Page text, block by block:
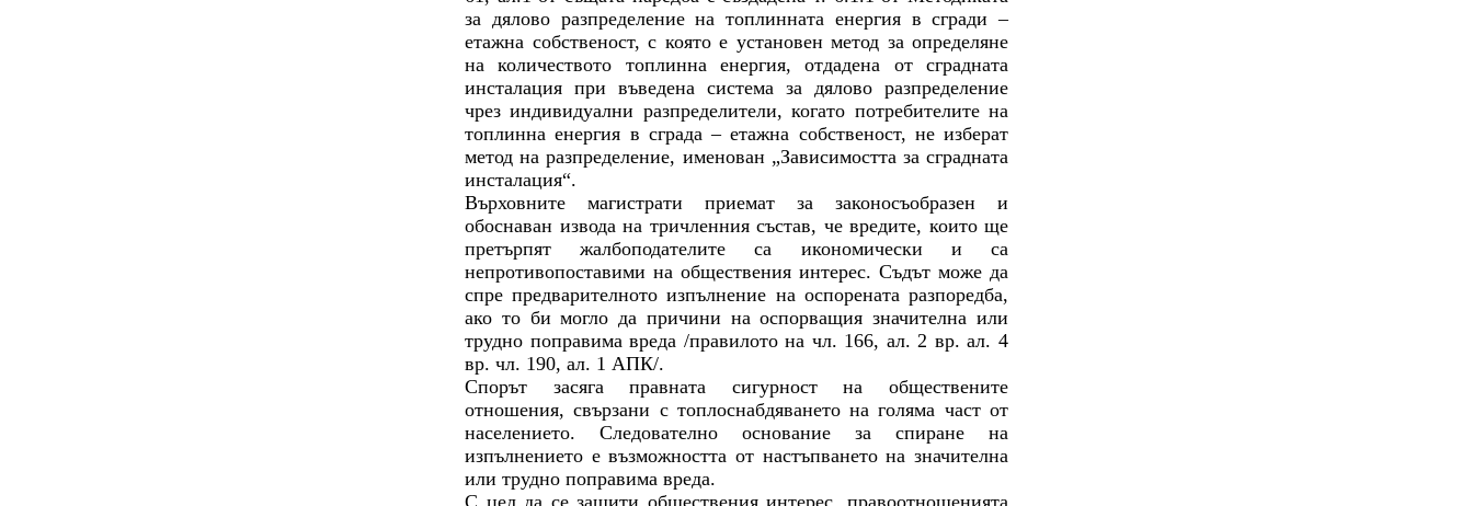
за дялово разпределение на топлинната енергия в сгради –
етажна собственост, с която е установен метод за определяне
на количеството топлинна енергия, отдадена от сградната
инсталация при въведена система за дялово разпределение
чрез индивидуални разпределители, когато потребителите на
топлинна енергия в сграда – етажна собственост, не изберат
метод на разпределение, именован „Зависимостта за сградната
инсталация“.
Върховните магистрати приемат за законосъобразен и
обоснаван извода на тричленния състав, че вредите, които ще
претърпят жалбоподателите са икономически и са
непротивопоставими на обществения интерес. Съдът може да
спре предварителното изпълнение на оспорената разпоредба,
ако то би могло да причини на оспорващия значителна или
трудно поправима вреда /правилото на чл. 166, ал. 2 вр. ал. 4
вр. чл. 190, ал. 1 АПК/.
Спорът засяга правната сигурност на обществените
отношения, свързани с топлоснабдяването на голяма част от
населението. Следователно основание за спиране на
изпълнението е възможността от настъпването на значителна
или трудно поправима вреда.
С цел да се защити обществения интерес, правоотношенията